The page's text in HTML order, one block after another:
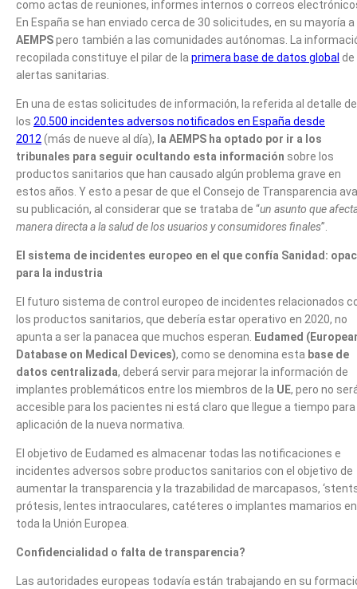
como actas de reuniones, informes internos o correos
En España se han enviado cerca de 30 solicitudes, en su mayoría a
AEMPSpero también a las comunidades autónomas. La
recopilada constituye el pilar de la primera base de datos global de
alertas sanitarias.
En una de estas solicitudes de información, la referida al detalle de
los 20.500 incidentes adversos notificados en España desde
2012 (más de nueve al día), la AEMPS ha optado por ir a los
tribunales para seguir ocultando esta información sobre los
productos sanitarios que han causado algún problema grave en
estos años. Y esto a pesar de que el Consejo de Transparencia
su publicación, al considerar que se trataba de “un asunto que
manera directa a la salud de los usuarios y consumidores finales”.
El sistema de incidentes europeo en el que confía Sanidad:
para la industria
El futuro sistema de control europeo de incidentes relacionados
los productos sanitarios, que debería estar operativo en 2020, no
apunta a ser la panacea que muchos esperan.
Eudamed
Database on Medical Devices), como se denomina esta base de
datos centralizada, deberá servir para mejorar la información de
implantes problemáticos entre los miembros de la UE, pero no
accesible para los pacientes ni está claro que llegue a tiempo para
aplicación de la nueva normativa.
El objetivo de Eudamed es almacenar todas las notificaciones e
incidentes adversos sobre productos sanitarios con el objetivo de
aumentar la transparencia y la trazabilidad de marcapasos,
prótesis, lentes intraoculares, catéteres o implantes mamarios en
toda la Unión Europea.
Confidencialidad o falta de transparencia?
Las autoridades europeas todavía están trabajando en su